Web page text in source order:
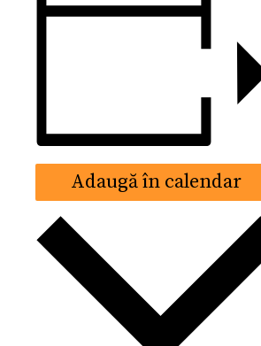
Adaugă în calendar